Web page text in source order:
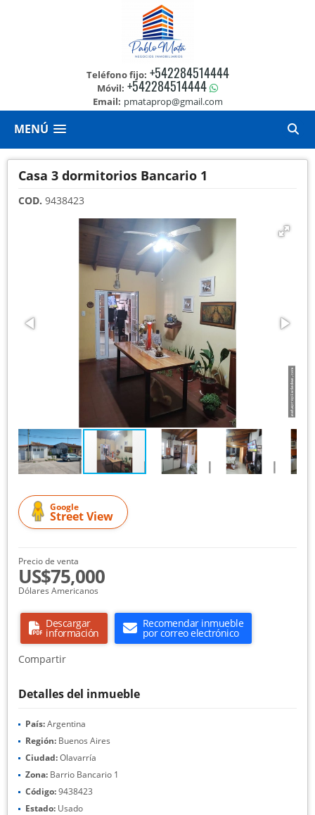
Teléfono fijo: +542284514444
Móvil: +542284514444
Email: pmataprop@gmail.com
MENÚ
Casa 3 dormitorios Bancario 1
COD. 9438423
Google
Street View
Precio de venta
US$75,000
Dólares Americanos
Descargar
información
Recomendar inmueble
por correo electrónico
Compartir
Detalles del inmueble
País:Argentina
Región: Buenos Aires
Ciudad:Olavarría
Zona: Barrio Bancario 1
Código:9438423
Estado: Usado